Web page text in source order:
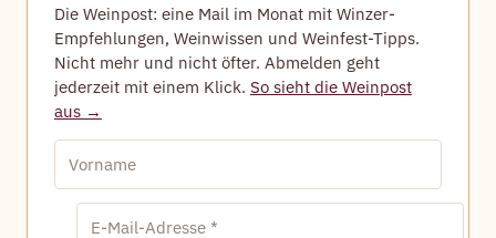
Die Weinpost: eine Mail im Monat mit Winzer-
Empfehlungen, Weinwissen und Weinfest-Tipps.
Nicht mehr und nicht öfter. Abmelden geht
jederzeit mit einem Klick. So sieht die Weinpost
aus →